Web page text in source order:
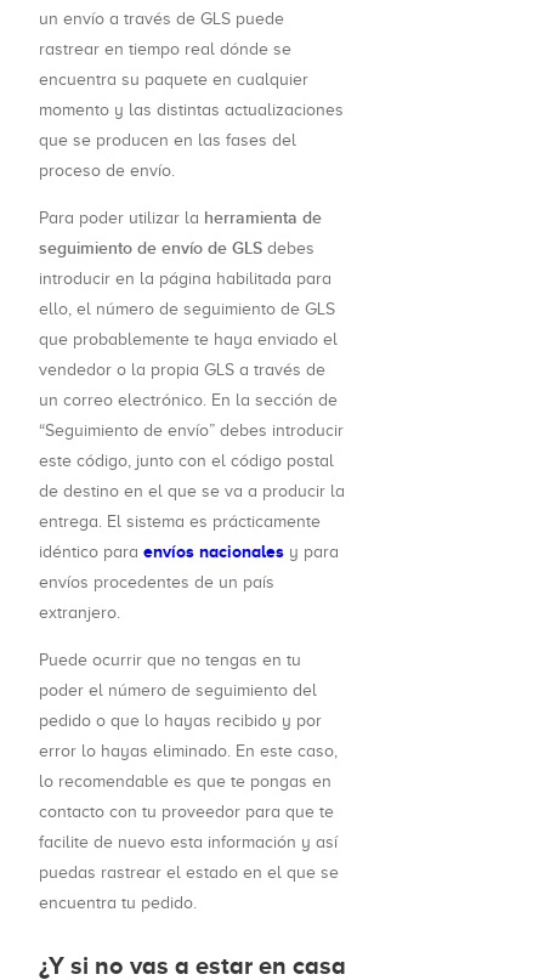
un envío a través de GLS puede
rastrear en tiempo real dónde se
encuentra su paquete en cualquier
momento y las distintas actualizaciones
que se producen en las fases del
proceso de envío.
Para poder utilizar la herramienta de
seguimiento de envío de GLS debes
introducir en la página habilitada para
ello, el número de seguimiento de GLS
que probablemente te haya enviado el
vendedor o la propia GLS a través de
un correo electrónico. En la sección de
“Seguimiento de envío” debes introducir
este código, junto con el código postal
de destino en el que se va a producir la
entrega. El sistema es prácticamente
idéntico para envíos nacionales y para
envíos procedentes de un país
extranjero.
Puede ocurrir que no tengas en tu
poder el número de seguimiento del
pedido o que lo hayas recibido y por
error lo hayas eliminado. En este caso,
lo recomendable es que te pongas en
contacto con tu proveedor para que te
facilite de nuevo esta información y así
puedas rastrear el estado en el que se
encuentra tu pedido.
¿Y si no vas a estar en casa